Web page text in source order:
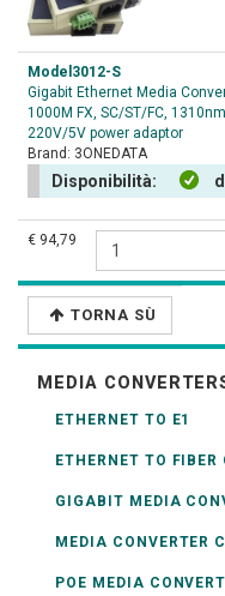
Model3012-S
Gigabit Ethernet Media
1000M FX, SC/ST/FC,
220V/5V power adaptor
Brand: 3ONEDATA
Disponibilità:
€ 94,79
TORNA SÙ
MEDIA
ETHERNET TO E1
ETHERNET TO FIBER
GIGABIT MEDIA
MEDIA CONVERTER
POE MEDIA